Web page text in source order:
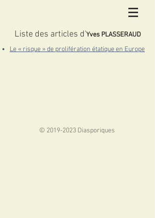
Liste des articles d'Yves PLASSERAUD
Le « risque » de prolifération étatique en Europe
© 2019-2023 Diasporiques